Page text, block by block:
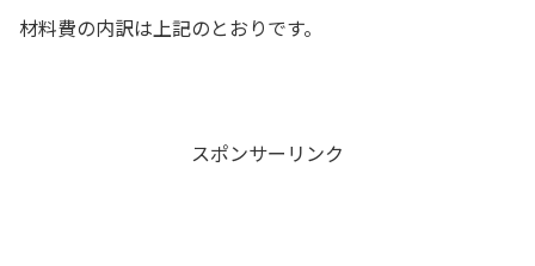
材料費の内訳は上記のとおりです。
スポンサーリンク